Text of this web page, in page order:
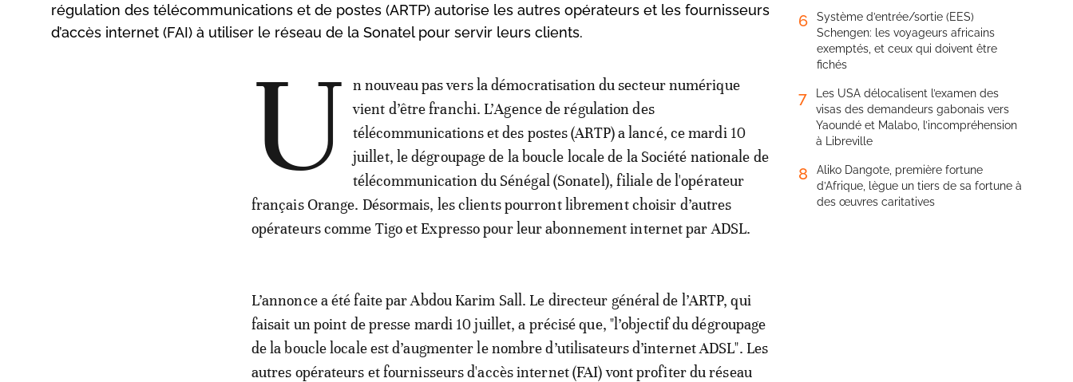
régulation des télécommunications et de postes (ARTP) autorise les autres opérateurs et les fournisseurs
d’accès internet (FAI) à utiliser le réseau de la Sonatel pour servir leurs clients.
U
n nouveau pas vers la démocratisation du secteur numérique
vient d’être franchi. L’Agence de régulation des
télécommunications et des postes (ARTP) a lancé, ce mardi 10
juillet, le dégroupage de la boucle locale de la Société nationale de
télécommunication du Sénégal (Sonatel), filiale de l'opérateur
français Orange. Désormais, les clients pourront librement choisir d’autres
opérateurs comme Tigo et Expresso pour leur abonnement internet par ADSL.
L’annonce a été faite par Abdou Karim Sall. Le directeur général de l’ARTP, qui
faisait un point de presse mardi 10 juillet, a précisé que, "l’objectif du dégroupage
de la boucle locale est d’augmenter le nombre d’utilisateurs d’internet ADSL". Les
autres opérateurs et fournisseurs d'accès internet (FAI) vont profiter du réseau
6
Système d’entrée/sortie (EES)
Schengen: les voyageurs africains
exemptés, et ceux qui doivent être
fichés
7
Les USA délocalisent l’examen des
visas des demandeurs gabonais vers
Yaoundé et Malabo, l’incompréhension
à Libreville
8
Aliko Dangote, première fortune
d’Afrique, lègue un tiers de sa fortune à
des œuvres caritatives